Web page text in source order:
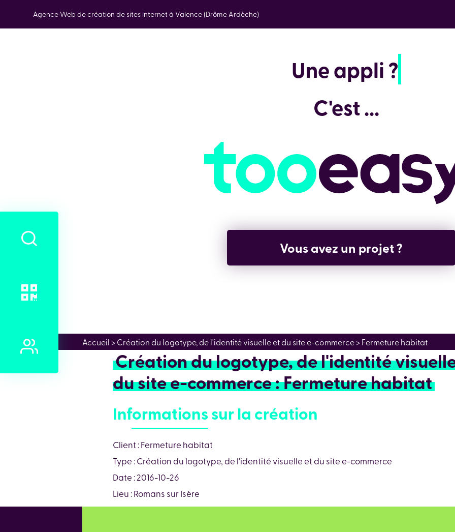
Agence Web de création de sites internet à Valence (Drôme Ardèche)
Une ap
C'est ...
Vous avez un projet ?
Accueil > Création du logotype, de l'identité visuelle et du site e-commerce > Fermeture habitat
Création du logotype, de l'identité
du site e-commerce : Fermeture habitat
Informations sur la création
Client : Fermeture habitat
Type : Création du logotype, de l'identité visuelle et du site e-commerce
Date : 2016-10-26
Lieu : Romans sur Isère